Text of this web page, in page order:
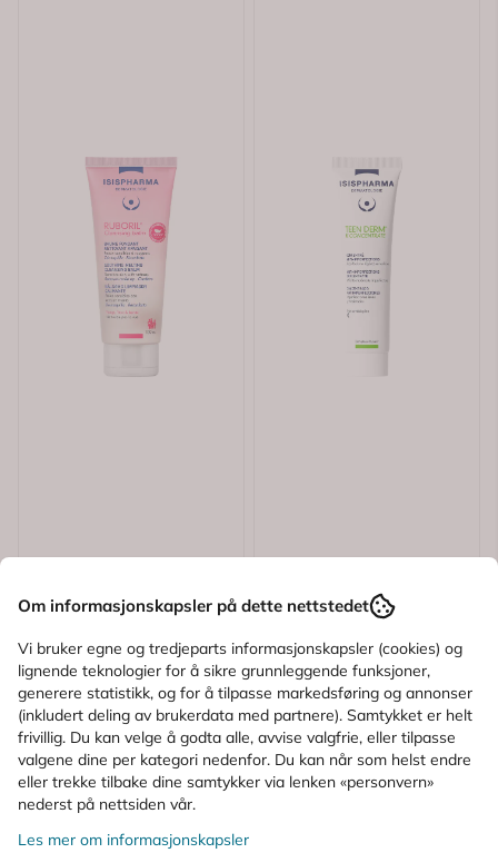
Karakter: (8)4.6 av 5 mulige
Isispharma
Isispharma Ruboril
Cleansing Balm 100
ml
152,- 217,-
Karakter: (1)5.0 av
Isispharma
Isispharma Teen Derm
K Concentrate 30 ml
Om informasjonskapsler på dette nettstedet
Vi bruker egne og tredjeparts informasjonskapsler (cookies) og
lignende teknologier for å sikre grunnleggende funksjoner,
generere statistikk, og for å tilpasse markedsføring og annonser
(inkludert deling av brukerdata med partnere). Samtykket er helt
frivillig. Du kan velge å godta alle, avvise valgfrie, eller tilpasse
valgene dine per kategori nedenfor. Du kan når som helst endre
eller trekke tilbake dine samtykker via lenken «personvern»
nederst på nettsiden vår.
Les mer om informasjonskapsler